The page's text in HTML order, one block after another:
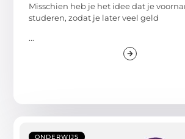
Misschien heb je het idee dat je
studeren, zodat je later veel geld
...
ONDERWIJS